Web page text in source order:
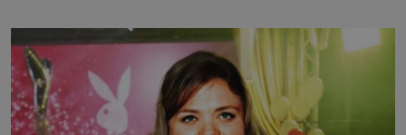
mi říkala, že se jí zdálo o jednorožcích, krásných
princeznách, statečných rytířích a létajících dracích.